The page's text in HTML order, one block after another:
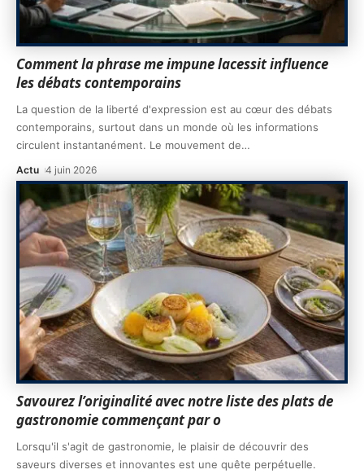
Comment la phrase me impune lacessit influence
les débats contemporains
La question de la liberté d'expression est au cœur des débats
contemporains, surtout dans un monde où les informations
circulent instantanément. Le mouvement de…
Actu 4 juin 2026
Savourez l’originalité avec notre liste des plats de
gastronomie commençant par o
Lorsqu'il s'agit de gastronomie, le plaisir de découvrir des
saveurs diverses et innovantes est une quête perpétuelle.